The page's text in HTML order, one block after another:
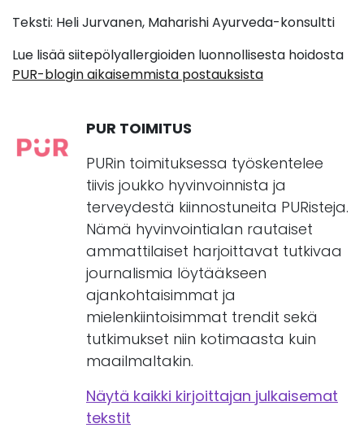
Teksti: Heli Jurvanen, Maharishi Ayurveda-konsultti
Lue lisää siitepölyallergioiden luonnollisesta hoidosta
PUR-blogin aikaisemmista postauksista
PUR TOIMITUS
PURin toimituksessa työskentelee
tiivis joukko hyvinvoinnista ja
terveydestä kiinnostuneita PURisteja.
Nämä hyvinvointialan rautaiset
ammattilaiset harjoittavat tutkivaa
journalismia löytääkseen
ajankohtaisimmat ja
mielenkiintoisimmat trendit sekä
tutkimukset niin kotimaasta kuin
maailmaltakin.
Näytä kaikki kirjoittajan julkaisemat
tekstit